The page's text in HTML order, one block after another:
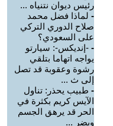
رئيس ديوان نتنياه ...
- لماذا فضل محمد
صلاح الدوري التركي
على السعودي؟
- -إنديكس-: سيارتو
يواجه اتهاما بتلقي
رشوة وعقوبة قد تصل
إلى ث ...
- طبيب يحذر: تناول
الآيس كريم بكثرة في
الحر قد يرهق الجسم
ويضر ...